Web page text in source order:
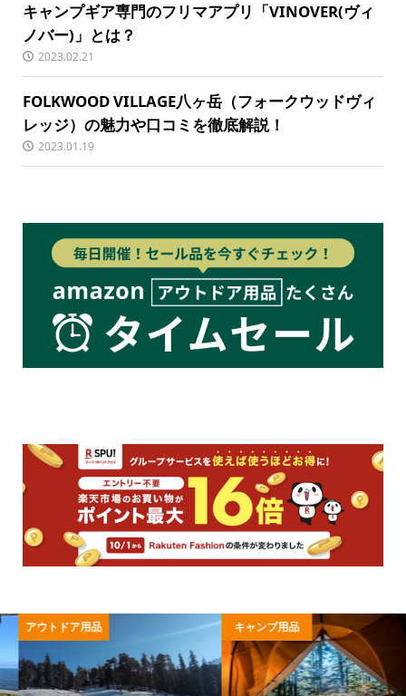
キャンプギア専門のフリマアプリ「VINOVER(ヴィ
ノバー)」とは？
2023.02.21
FOLKWOOD VILLAGE八ヶ岳（フォークウッドヴィ
レッジ）の魅力や口コミを徹底解説！
2023.01.19
アウトドア用品 キャンプ用品